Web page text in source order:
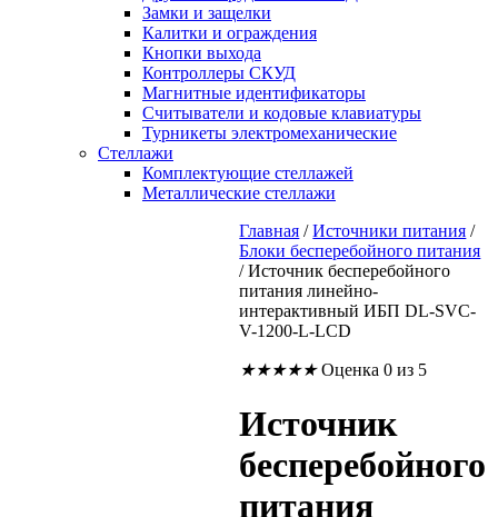
Замки и защелки
Калитки и ограждения
Кнопки выхода
Контроллеры СКУД
Магнитные идентификаторы
Считыватели и кодовые клавиатуры
Турникеты электромеханические
Стеллажи
Комплектующие стеллажей
Металлические стеллажи
Главная /Источники питания /
Блоки бесперебойного питания
/Источник бесперебойного
питания линейно-
интерактивный ИБП DL-SVC-
V-1200-L-LCD
★★★★★ Оценка 0 из 5
Источник
бесперебойного
питания